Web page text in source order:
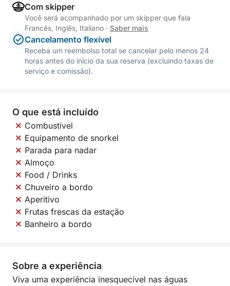
Com skipper
Você será acompanhado por um skipper que fala
Francês, Inglês, Italiano · Saber mais
Cancelamento flexível
Receba um reembolso total se cancelar pelo menos 24
horas antes do início da sua reserva (excluindo taxas de
serviço e comissão).
O que está incluído
Combustível
Equipamento de snorkel
Parada para nadar
Almoço
Food / Drinks
Chuveiro a bordo
Aperitivo
Frutas frescas da estação
Banheiro a bordo
Sobre a experiência
Viva uma experiência inesquecível nas águas